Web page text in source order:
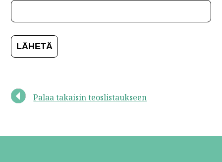
Palaa takaisin teoslistaukseen